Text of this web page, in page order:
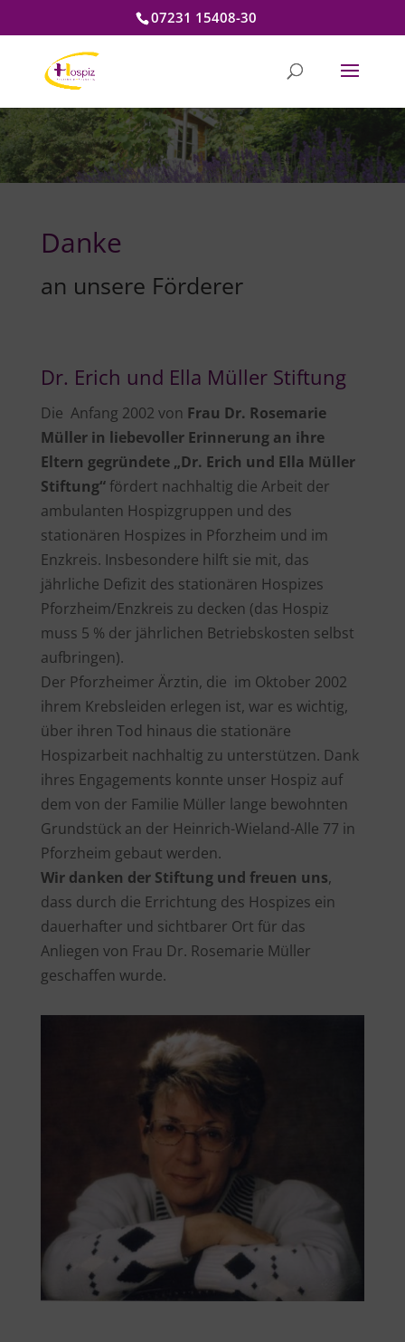
07231 15408-30
Danke
an unsere Förderer
Dr. Erich und Ella Müller Stiftung
Die Anfang 2002 von Frau Dr. Rosemarie
Müller in liebevoller Erinnerung an ihre
Eltern gegründete „Dr. Erich und Ella Müller
Stiftung“fördert nachhaltig die Arbeit der
ambulanten Hospizgruppen und des
stationären Hospizes in Pforzheim und im
Enzkreis. Insbesondere hilft sie mit, das
jährliche Defizit des stationären Hospizes
Pforzheim/Enzkreis zu decken (das Hospiz
muss 5 % der jährlichen Betriebskosten selbst
aufbringen).
Der Pforzheimer Ärztin, die im Oktober 2002
ihrem Krebsleiden erlegen ist, war es wichtig,
über ihren Tod hinaus die stationäre
Hospizarbeit nachhaltig zu unterstützen. Dank
ihres Engagements konnte unser Hospiz auf
dem von der Familie Müller lange bewohnten
Grundstück an der Heinrich-Wieland-Alle 77 in
Pforzheim gebaut werden.
Wir danken der Stiftung und freuen uns,
dass durch die Errichtung des Hospizes ein
dauerhafter und sichtbarer Ort für das
Anliegen von Frau Dr. Rosemarie Müller
geschaffen wurde.